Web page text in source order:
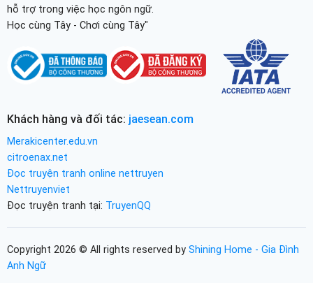
hỗ trợ trong việc học ngôn ngữ.
Học cùng Tây - Chơi cùng Tây"
Khách hàng và đối tác: jaesean.com
Merakicenter.edu.vn
citroenax.net
Đọc truyện tranh online nettruyen
Nettruyenviet
Đọc truyện tranh tại: TruyenQQ
Copyright 2026 © All rights reserved by Shining Home - Gia Đình
Anh Ngữ